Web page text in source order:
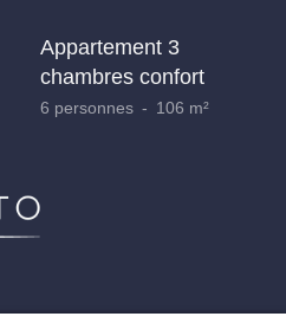
Appartement 3
chambres confort
6 personnes 106 m²
Téléphone